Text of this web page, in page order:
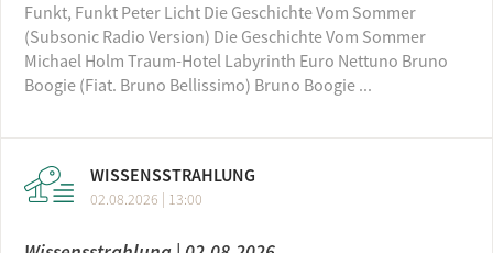
Funkt, Funkt Peter Licht Die Geschichte Vom Sommer
(Subsonic Radio Version) Die Geschichte Vom Sommer
Michael Holm Traum-Hotel Labyrinth Euro Nettuno Bruno
Boogie (Fiat. Bruno Bellissimo) Bruno Boogie ...
WISSENSSTRAHLUNG
02.08.2026 | 13:00